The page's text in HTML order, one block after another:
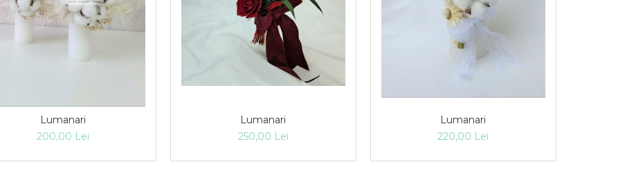
Lumanari
200,00 Lei
Lumanari
250,00 Lei
Lumanari
220,00 Lei